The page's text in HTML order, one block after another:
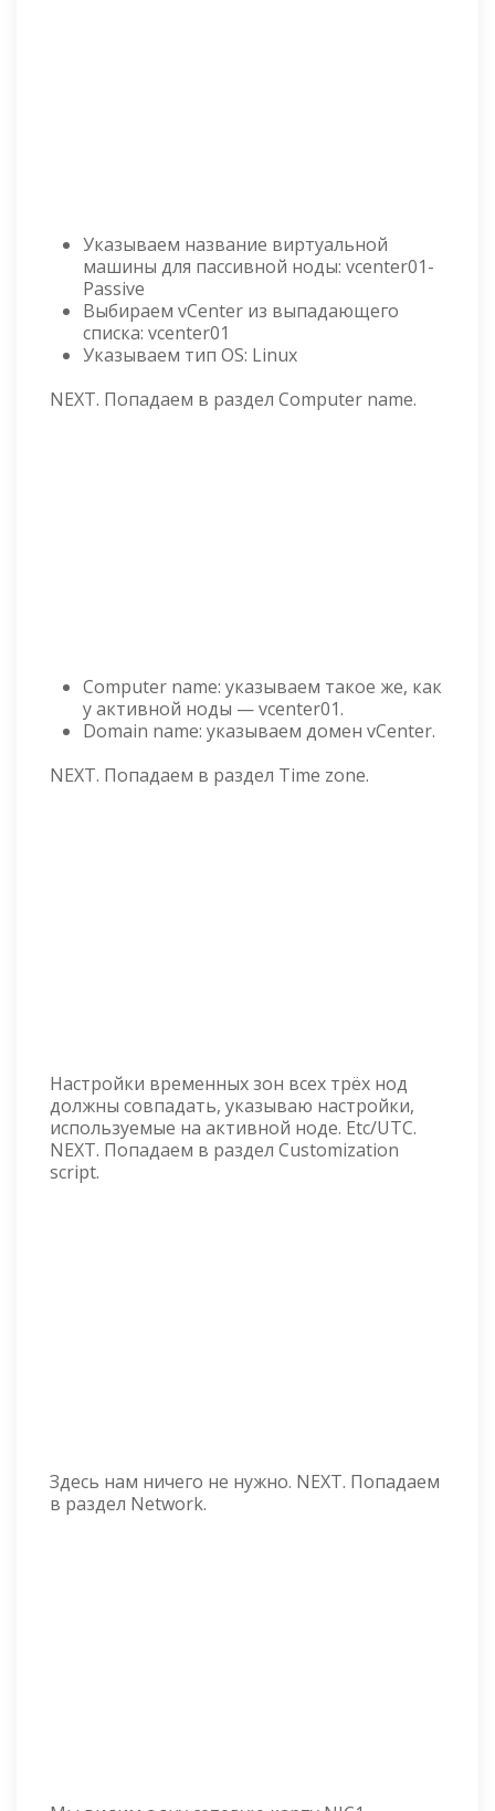
Указываем название виртуальной
машины для пассивной ноды: vcenter01-
Passive
Выбираем vCenter из выпадающего
списка: vcenter01
Указываем тип OS: Linux
NEXT. Попадаем в раздел Computer name.
Computer name: указываем такое же, как
у активной ноды — vcenter01.
Domain name: указываем домен vCenter.
NEXT. Попадаем в раздел Time zone.
Настройки временных зон всех трёх нод
должны совпадать, указываю настройки,
используемые на активной ноде. Etc/UTC.
NEXT. Попадаем в раздел Customization
script.
Здесь нам ничего не нужно. NEXT. Попадаем
в раздел Network.